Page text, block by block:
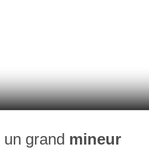
un grand mineur